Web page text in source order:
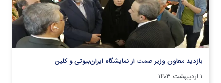
بازدید معاون وزیر صمت از نمایشگاه ایران‌بیوتی و کلین
۱ اردیبهشت ۱۴۰۳